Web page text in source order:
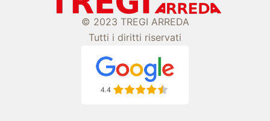
© 2023 TREGI ARREDA
Tutti i diritti riservati